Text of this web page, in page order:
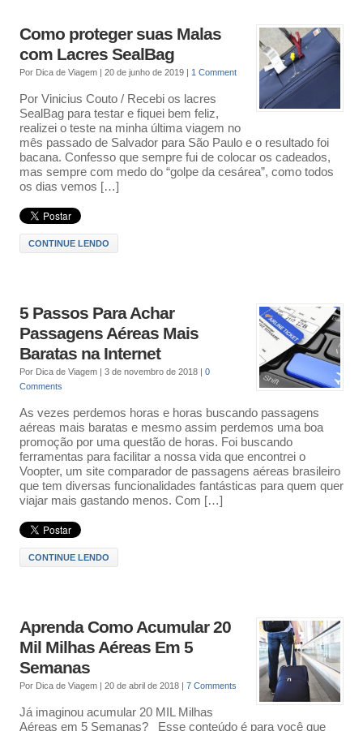
Como proteger suas Malas
com Lacres SealBag
Por Dica de Viagem| 20 de junho de 2019 1 Comment
Por Vinicius Couto / Recebi os lacres
SealBag para testar e fiquei bem feliz,
realizei o teste na minha última viagem no
mês passado de Salvador para São Paulo e o resultado foi
bacana. Confesso que sempre fui de colocar os cadeados,
mas sempre com medo do “golpe da cesárea”, como todos
os dias vemos […]
CONTINUE LENDO
5 Passos Para Achar
Passagens Aéreas Mais
Baratas na Internet
Por Dica de Viagem| 3 de novembro de 2018
0
Comments
As vezes perdemos horas e horas buscando passagens
aéreas mais baratas e mesmo assim perdemos uma boa
promoção por uma questão de horas. Foi buscando
ferramentas para facilitar a nossa vida que encontrei o
Voopter, um site comparador de passagens aéreas brasileiro
que tem diversas funcionalidades fantásticas para quem quer
viajar mais gastando menos. Com […]
CONTINUE LENDO
Aprenda Como Acumular 20
Mil Milhas Aéreas Em 5
Semanas
Por Dica de Viagem| 20 de abril de 2018 7 Comments
Já imaginou acumular 20 MIL Milhas
Aéreas em 5 Semanas? Esse conteúdo é para você que